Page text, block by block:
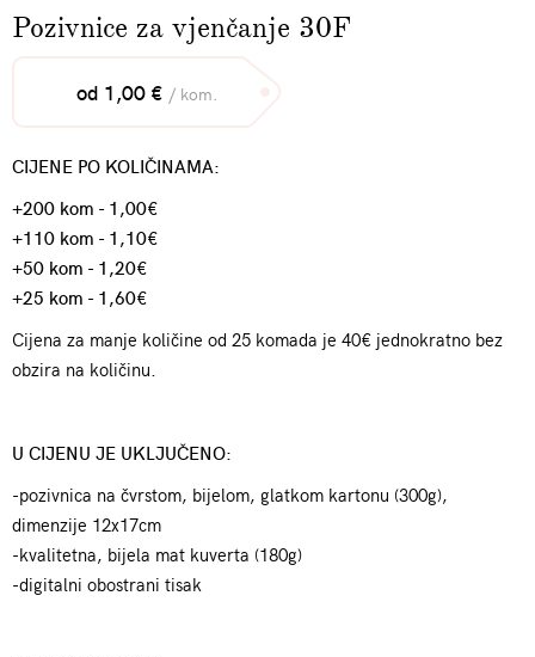
Pozivnice za vjenčanje 30F
od 1,00 € / kom.
CIJENE PO KOLIČINAMA:
+200 kom - 1,00€
+110 kom - 1,10€
+50 kom - 1,20€
+25 kom - 1,60€
Cijena za manje količine od 25 komada je 40€ jednokratno bez
obzira na količinu.
U CIJENU JE UKLJUČENO:
-pozivnica na čvrstom, bijelom, glatkom kartonu (300g),
dimenzije 12x17cm
-kvalitetna, bijela mat kuverta (180g)
-digitalni obostrani tisak